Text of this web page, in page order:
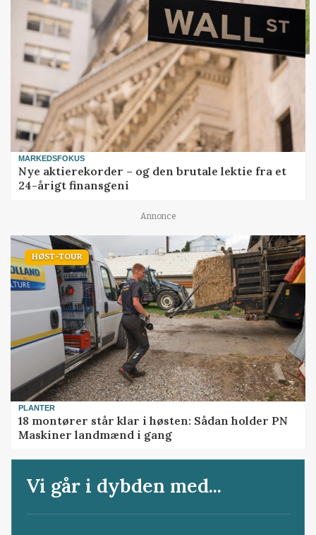
MARKEDSFOKUS
Nye aktierekorder – og den brutale lektie fra et
24-årigt finansgeni
Annonce
HØST-TOUR
PLANTER
18 montører står klar i høsten: Sådan holder PN
Maskiner landmænd i gang
Vi går i dybden med...